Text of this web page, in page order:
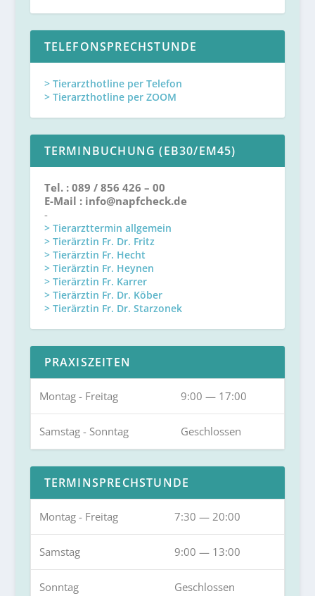
TELEFONSPRECHSTUNDE
> Tierarzthotline per Telefon
> Tierarzthotline per ZOOM
TERMINBUCHUNG (EB30/EM45)
Tel. : 089 / 856 426 – 00
E-Mail : info@napfcheck.de
-
> Tierarzttermin allgemein
> Tierärztin Fr. Dr. Fritz
> Tierärztin Fr. Hecht
> Tierärztin Fr. Heynen
> Tierärztin Fr. Karrer
> Tierärztin Fr. Dr. Köber
> Tierärztin Fr. Dr. Starzonek
PRAXISZEITEN
Montag - Freitag 9:00 — 17:00
Samstag - Sonntag Geschlossen
TERMINSPRECHSTUNDE
Montag - Freitag 7:30 — 20:00
Samstag 9:00 — 13:00
Sonntag Geschlossen